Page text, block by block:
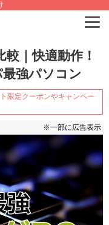
｜快適動作！
強パソコン
限定クーポンやキャンペー
※一部に広告表示